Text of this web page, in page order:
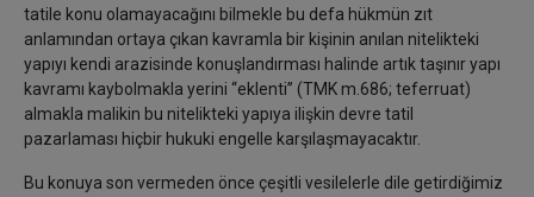
tatile konu olamayacağını bilmekle bu defa hükmün zıt
anlamından ortaya çıkan kavramla bir kişinin anılan nitelikteki
yapıyı kendi arazisinde konuşlandırması halinde artık taşınır yapı
kavramı kaybolmakla yerini ‘‘eklenti’’ (TMK m.686; teferruat)
almakla malikin bu nitelikteki yapıya ilişkin devre tatil
pazarlaması hiçbir hukuki engelle karşılaşmayacaktır.
Bu konuya son vermeden önce çeşitli vesilelerle dile getirdiğimiz